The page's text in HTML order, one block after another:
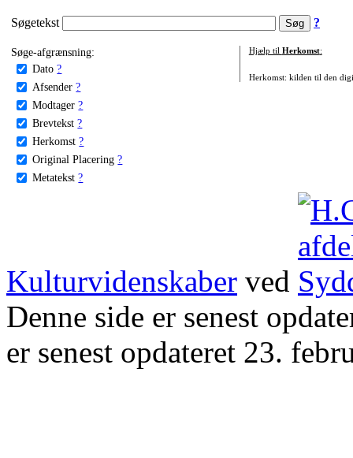
Søgetekst ?
Søge-afgrænsning:
Dato ?
Afsender ?
Modtager ?
Brevtekst ?
Herkomst ?
Original Placering ?
Metatekst ?
Hjælp til Herkomst:
Herkomst: kilden til den
Kulturvidenskaber ved
Denne side er senest
er senest opdateret 23.